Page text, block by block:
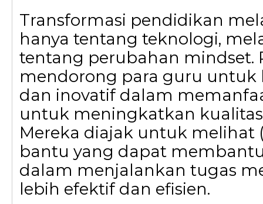
Transformasi pendidikan
hanya tentang teknologi,
tentang perubahan mindset.
mendorong para guru untuk
dan inovatif dalam
untuk meningkatkan
Mereka diajak untuk melihat
bantu yang dapat
dalam menjalankan tugas
lebih efektif dan efisien.